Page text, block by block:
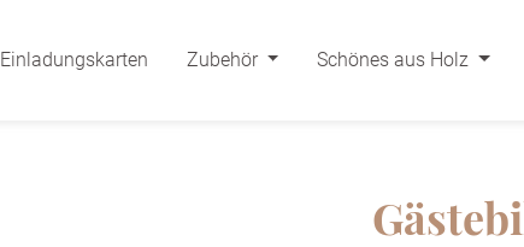
Einladungskarten Zubehör Schönes aus Holz